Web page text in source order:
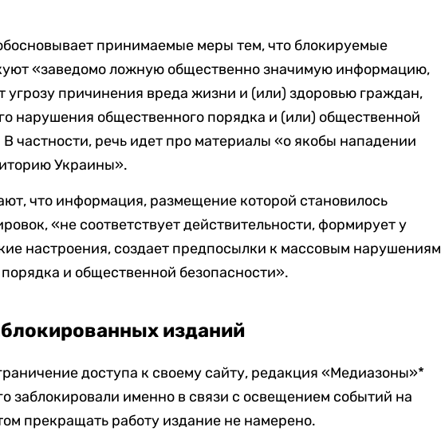
принимаемые меры тем, что блокируемые
«заведомо ложную общественно значимую информацию,
угрозу причинения вреда жизни и (или) здоровью граждан,
нарушения общественного порядка и (или) общественной
В частности, речь идет про материалы «о якобы нападении
Украины».
что информация, размещение которой становилось
«не соответствует действительности, формирует у
настроения, создает предпосылки к массовым нарушениям
и общественной безопасности».
изданий
доступа к своему сайту, редакция «Медиазоны»*
заблокировали именно в связи с освещением событий на
прекращать работу издание не намерено.